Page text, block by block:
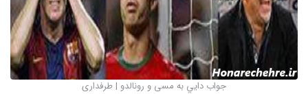
جواب دايي به مسی و رونالدو | طرفداری